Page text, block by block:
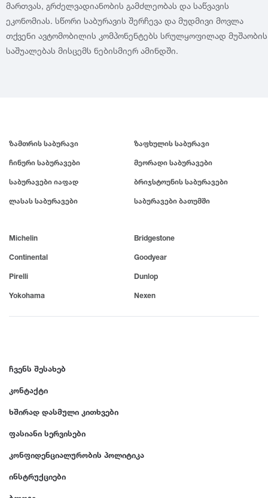
მართვას, გრძელვადიანობის გამძლეობას და საწვავის
ეკონომიას. სწორი საბურავის შერჩევა და მუდმივი მოვლა
თქვენი ავტომობილის კომპონენტებს სრულყოფილად მუშაობის
საშუალებას მისცემს ნებისმიერ ამინდში.
ზამთრის საბურავი ზაფხულის საბურავი
ჩინური საბურავები მეორადი საბურავები
საბურავები იაფად ბრიჯსტოუნის საბურავები
ლასას საბურავები საბურავები ბათუმში
Michelin Bridgestone
Continental Goodyear
Pirelli Dunlop
Yokohama Nexen
ჩვენს შესახებ
კონტაქტი
ხშირად დასმული კითხვები
ფასიანი სერვისები
კონფიდენციალურობის პოლიტიკა
ინსტრუქციები